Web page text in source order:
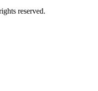
reserved.